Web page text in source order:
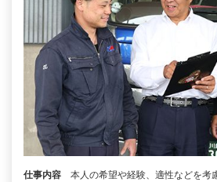
仕事内容
本人の希望や経験、適性などを考